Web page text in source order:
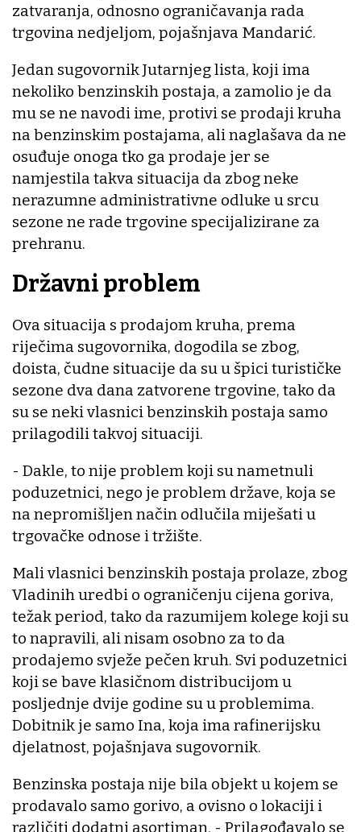
zatvaranja, odnosno ograničavanja rada
trgovina nedjeljom, pojašnjava Mandarić.
Jedan sugovornik Jutarnjeg lista, koji ima
nekoliko benzinskih postaja, a zamolio je da
mu se ne navodi ime, protivi se prodaji kruha
na benzinskim postajama, ali naglašava da ne
osuđuje onoga tko ga prodaje jer se
namjestila takva situacija da zbog neke
nerazumne administrativne odluke u srcu
sezone ne rade trgovine specijalizirane za
prehranu.
Državni problem
Ova situacija s prodajom kruha, prema
riječima sugovornika, dogodila se zbog,
doista, čudne situacije da su u špici turističke
sezone dva dana zatvorene trgovine, tako da
su se neki vlasnici benzinskih postaja samo
prilagodili takvoj situaciji.
- Dakle, to nije problem koji su nametnuli
poduzetnici, nego je problem države, koja se
na nepromišljen način odlučila miješati u
trgovačke odnose i tržište.
Mali vlasnici benzinskih postaja prolaze, zbog
Vladinih uredbi o ograničenju cijena goriva,
težak period, tako da razumijem kolege koji su
to napravili, ali nisam osobno za to da
prodajemo svježe pečen kruh. Svi poduzetnici
koji se bave klasičnom distribucijom u
posljednje dvije godine su u problemima.
Dobitnik je samo Ina, koja ima rafinerijsku
djelatnost, pojašnjava sugovornik.
Benzinska postaja nije bila objekt u kojem se
prodavalo samo gorivo, a ovisno o lokaciji i
različiti dodatni asortiman. - Prilagođavalo se